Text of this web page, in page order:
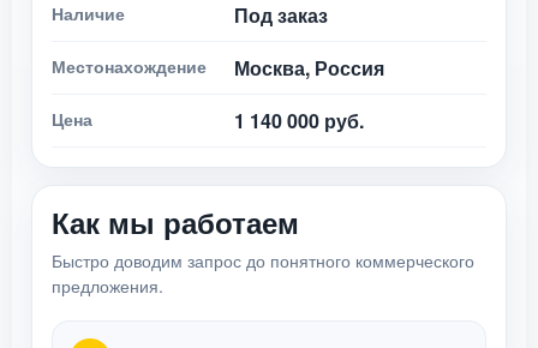
Наличие Под заказ
Местонахождение Москва, Россия
Цена 1 140 000 руб.
Как мы работаем
Быстро доводим запрос до понятного коммерческого
предложения.